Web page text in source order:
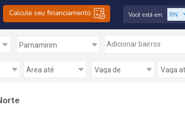
Calcule seu financiamento Você está em:
Adicionar bairros